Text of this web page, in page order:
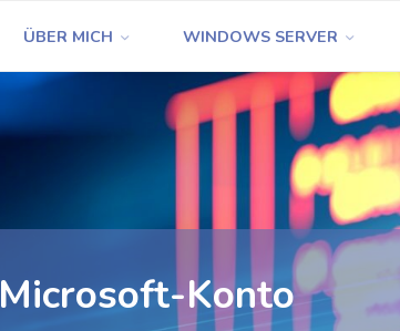
ÜBER MICH WINDOWS SERVER
Microsoft-Konto